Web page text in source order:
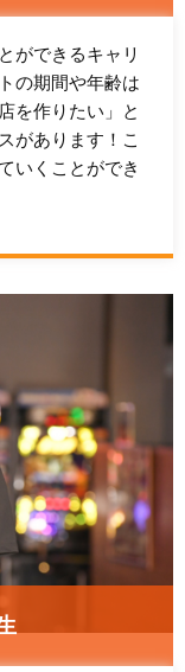
ができるキャリ
の期間や年齢は
を作りたい」と
があります！こ
いくことができ